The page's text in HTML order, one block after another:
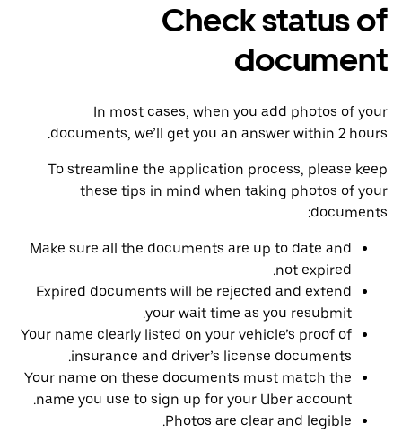
Check status of
document
In most cases, when you add photos of your
documents, we’ll get you an answer within 2 hours.
To streamline the application process, please keep
these tips in mind when taking photos of your
documents:
Make sure all the documents are up to date and
not expired.
Expired documents will be rejected and extend
your wait time as you resubmit.
Your name clearly listed on your vehicle’s proof of
insurance and driver’s license documents.
Your name on these documents must match the
name you use to sign up for your Uber account.
Photos are clear and legible.